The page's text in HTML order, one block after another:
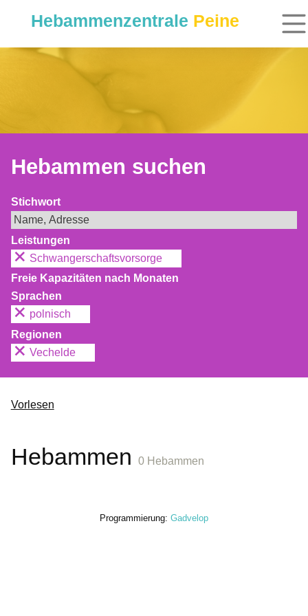
Hebammenzentrale Peine
Hebammen suchen
Stichwort
Leistungen
Schwangerschaftsvorsorge
Freie Kapazitäten nach Monaten
Sprachen
polnisch
Regionen
Vechelde
Vorlesen
Hebammen 0 Hebammen
Programmierung: Gadvelop